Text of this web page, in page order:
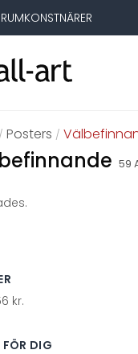
KONSTNÄRER
/ Posters /
59
kr.
DIG